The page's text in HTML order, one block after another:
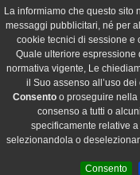
La informiamo che questo sito
messaggi pubblicitari, né per
cookie tecnici di sessione e
Quale ulteriore
normativa vigente, Le
il Suo assenso all’uso
Consento o proseguire nella
consenso a tutti o
specificamente relative
selezionandola o
Consento